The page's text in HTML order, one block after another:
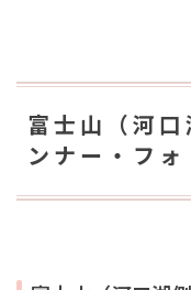
富士山（河
ンナー・フ